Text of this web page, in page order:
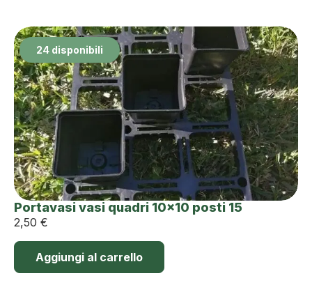
24 disponibili
Portavasi vasi quadri 10×10 posti 15
2,50 €
Aggiungi al carrello